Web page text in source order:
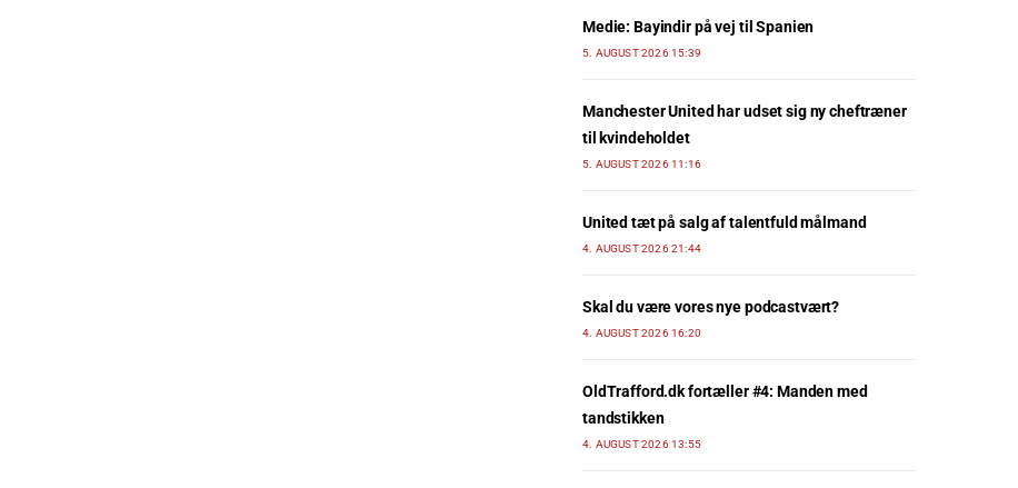
Medie: Bayindir på vej til Spanien
5. AUGUST 2026 15:39
Manchester United har udset sig ny cheftræner
til kvindeholdet
5. AUGUST 2026 11:16
United tæt på salg af talentfuld målmand
4. AUGUST 2026 21:44
Skal du være vores nye podcastvært?
4. AUGUST 2026 16:20
OldTrafford.dk fortæller #4: Manden med
tandstikken
4. AUGUST 2026 13:55